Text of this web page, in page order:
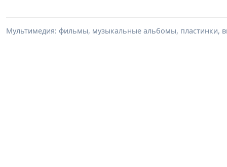
Мультимедия: фильмы, музыкальные альбомы, пластинки,